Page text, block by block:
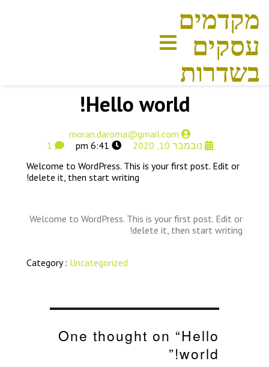
מקדמים
עסקים
בשדרות
Hello world!
moran.daroma@gmail.com
נובמבר 10, 2020
6:41 pm
1
Welcome to WordPress. This is your first post. Edit or
delete it, then start writing!
Welcome to WordPress. This is your first post. Edit or
delete it, then start writing!
Category : Uncategorized
One thought on “Hello
world!
”